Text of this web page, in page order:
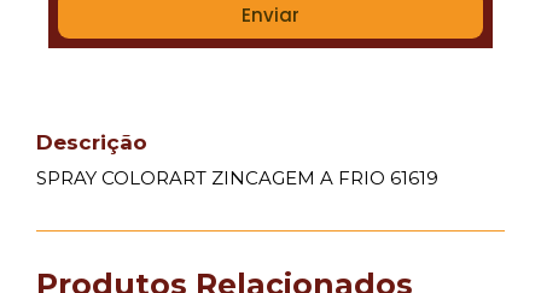
Enviar
Descrição
SPRAY COLORART ZINCAGEM A FRIO 61619
Produtos Relacionados